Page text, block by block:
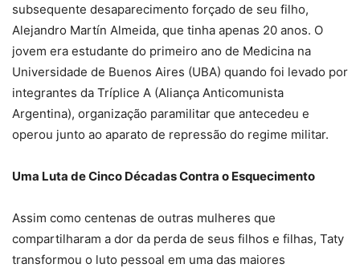
subsequente desaparecimento forçado de seu filho,
Alejandro Martín Almeida, que tinha apenas 20 anos. O
jovem era estudante do primeiro ano de Medicina na
Universidade de Buenos Aires (UBA) quando foi levado por
integrantes da Tríplice A (Aliança Anticomunista
Argentina), organização paramilitar que antecedeu e
operou junto ao aparato de repressão do regime militar.
Uma Luta de Cinco Décadas Contra o Esquecimento
Assim como centenas de outras mulheres que
compartilharam a dor da perda de seus filhos e filhas, Taty
transformou o luto pessoal em uma das maiores